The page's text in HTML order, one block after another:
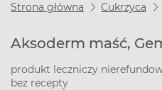
Strona główna Cukrzyca
Aksoderm maść,
produkt leczniczy
bez recepty